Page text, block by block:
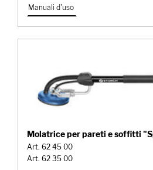
Manuali d'uso
Molatrice per pareti e soffitti
Art. 62 45 00
Art. 62 35 00